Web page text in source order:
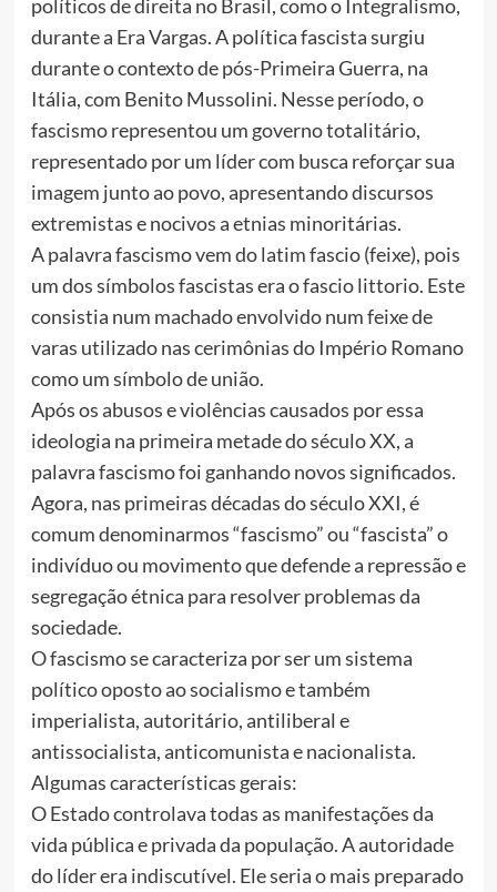
políticos de direita no Brasil, como o Integralismo,
durante a Era Vargas. A política fascista surgiu
durante o contexto de pós-Primeira Guerra, na
Itália, com Benito Mussolini. Nesse período, o
fascismo representou um governo totalitário,
representado por um líder com busca reforçar sua
imagem junto ao povo, apresentando discursos
extremistas e nocivos a etnias minoritárias.
A palavra fascismo vem do latim fascio (feixe), pois
um dos símbolos fascistas era o fascio littorio. Este
consistia num machado envolvido num feixe de
varas utilizado nas cerimônias do Império Romano
como um símbolo de união.
Após os abusos e violências causados por essa
ideologia na primeira metade do século XX, a
palavra fascismo foi ganhando novos significados.
Agora, nas primeiras décadas do século XXI, é
comum denominarmos “fascismo” ou “fascista” o
indivíduo ou movimento que defende a repressão e
segregação étnica para resolver problemas da
sociedade.
O fascismo se caracteriza por ser um sistema
político oposto ao socialismo e também
imperialista, autoritário, antiliberal e
antissocialista, anticomunista e nacionalista.
Algumas características gerais:
O Estado controlava todas as manifestações da
vida pública e privada da população. A autoridade
do líder era indiscutível. Ele seria o mais preparado